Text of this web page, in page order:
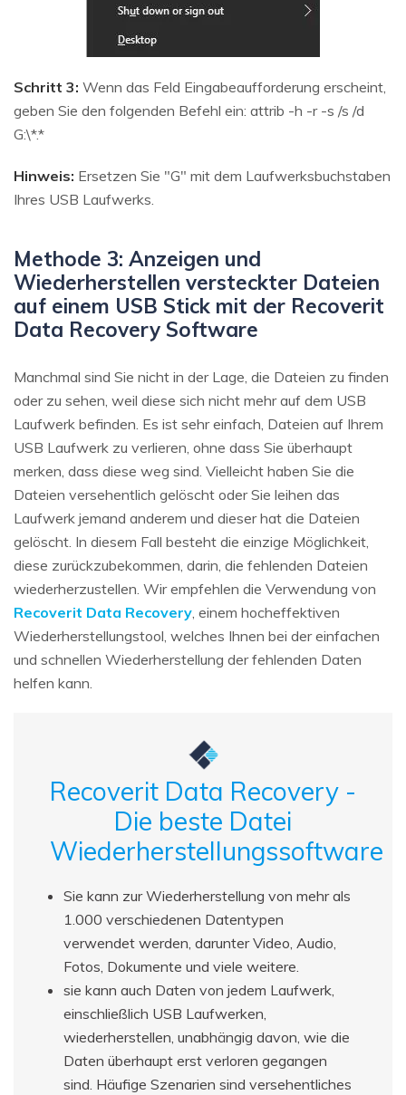
Schritt 3: Wenn das Feld Eingabeaufforderung erscheint,
geben Sie den folgenden Befehl ein: attrib -h -r -s /s /d
G:\*.*
Hinweis: Ersetzen Sie "G" mit dem Laufwerksbuchstaben
Ihres USB Laufwerks.
Methode 3: Anzeigen und
Wiederherstellen versteckter Dateien
auf einem USB Stick mit der Recoverit
Data Recovery Software
Manchmal sind Sie nicht in der Lage, die Dateien zu finden
oder zu sehen, weil diese sich nicht mehr auf dem USB
Laufwerk befinden. Es ist sehr einfach, Dateien auf Ihrem
USB Laufwerk zu verlieren, ohne dass Sie überhaupt
merken, dass diese weg sind. Vielleicht haben Sie die
Dateien versehentlich gelöscht oder Sie leihen das
Laufwerk jemand anderem und dieser hat die Dateien
gelöscht. In diesem Fall besteht die einzige Möglichkeit,
diese zurückzubekommen, darin, die fehlenden Dateien
wiederherzustellen. Wir empfehlen die Verwendung von
Recoverit Data Recovery, einem hocheffektiven
Wiederherstellungstool, welches Ihnen bei der einfachen
und schnellen Wiederherstellung der fehlenden Daten
helfen kann.
Recoverit Data Recovery -
Die beste Datei
Wiederherstellungssoftware
Sie kann zur Wiederherstellung von mehr als
1.000 verschiedenen Datentypen
verwendet werden, darunter Video, Audio,
Fotos, Dokumente und viele weitere.
sie kann auch Daten von jedem Laufwerk,
einschließlich USB Laufwerken,
wiederherstellen, unabhängig davon, wie die
Daten überhaupt erst verloren gegangen
sind. Häufige Szenarien sind versehentliches